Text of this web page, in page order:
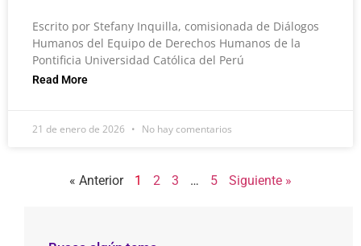
Escrito por Stefany Inquilla, comisionada de Diálogos
Humanos del Equipo de Derechos Humanos de la
Pontificia Universidad Católica del Perú
Read More
21 de enero de 2026 No hay comentarios
« Anterior 1 2 3 … 5 Siguiente »